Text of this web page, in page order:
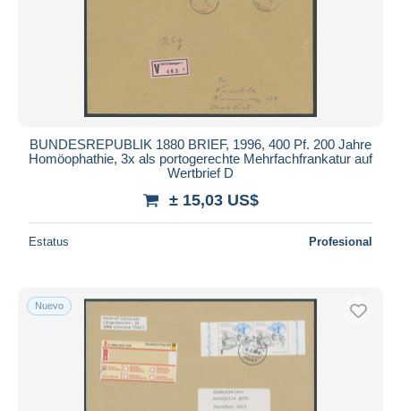
BUNDESREPUBLIK 1880 BRIEF, 1996, 400 Pf. 200 Jahre
Homöophathie, 3x als portogerechte Mehrfachfrankatur auf
Wertbrief D
± 15,03 US$
Estatus Profesional
Nuevo